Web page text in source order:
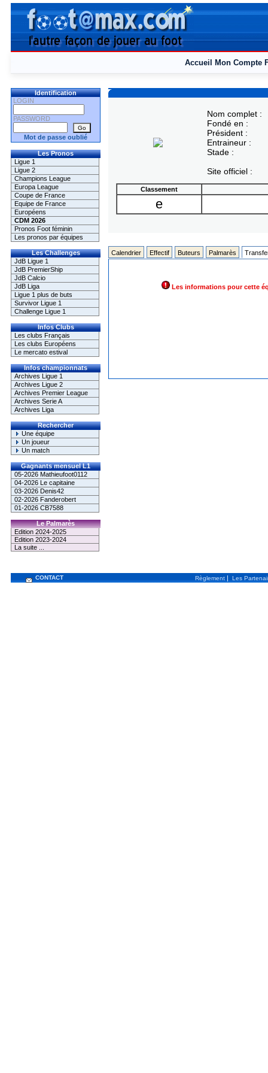
Accueil Mon Compte
Identification
LOGIN
PASSWORD
Mot de passe oublié
Les Pronos
Ligue 1
Ligue 2
Champions League
Europa League
Coupe de France
Equipe de France
Européens
CDM 2026
Pronos Foot féminin
Les pronos par équipes
Les Challenges
JdB Ligue 1
JdB PremierShip
JdB Calcio
JdB Liga
Ligue 1 plus de buts
Survivor Ligue 1
Challenge Ligue 1
Infos Clubs
Les clubs Français
Les clubs Européens
Le mercato estival
Infos championnats
Archives Ligue 1
Archives Ligue 2
Archives Premier League
Archives Serie A
Archives Liga
Rechercher
Une équipe
Un joueur
Un match
Gagnants mensuel L1
05-2026 Mathieufoot0112
04-2026 Le capitaine
03-2026 Denis42
02-2026 Fanderobert
01-2026 CB7588
Le Palmarès
Edition 2024-2025
Edition 2023-2024
La suite ...
Nom complet :
Fondé en :
Président :
Entraineur :
Stade :
Site officiel :
Classement
e
Calendrier Effectif Buteurs Palmarès
Les informations pour cette
CONTACT Règlement | Les